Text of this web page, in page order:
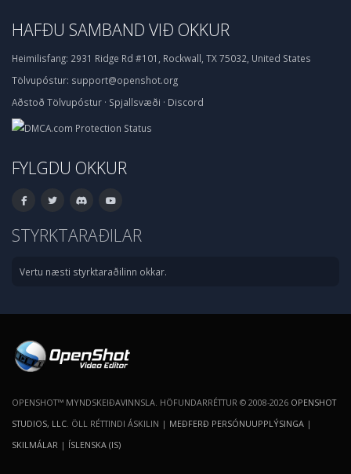
HAFÐU SAMBAND VIÐ OKKUR
Heimilisfang: 2931 Ridge Rd #101, Rockwall, TX 75032, United States
Tölvupóstur: support@openshot.org
Aðstoð Tölvupóstur · Spjallsvæði · Discord
FYLGDU OKKUR
STYRKTARAÐILAR
Vertu næsti styrktaraðilinn okkar.
OPENSHOT™ MYNDSKEIÐAVINNSLA. HÖFUNDARRÉTTUR © 2008-2026 OPENSHOT
STUDIOS, LLC. ÖLL RÉTTINDI ÁSKILIN | MEÐFERÐ PERSÓNUUPPLÝSINGA |
SKILMÁLAR | ÍSLENSKA (IS)